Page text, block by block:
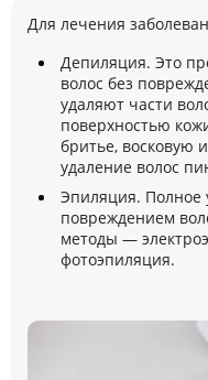
Для лечения
Депиляция. Это
волос без
удаляют части
поверхностью
бритье, восковую
удаление волос
Эпиляция. Полное
повреждением
методы —
фотоэпиляция.